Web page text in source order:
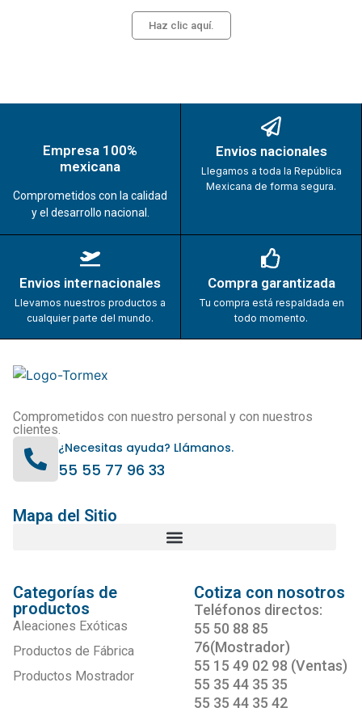
Haz clic aquí.
Empresa 100%
mexicana
Comprometidos con la calidad
y el desarrollo nacional.
Envios nacionales
Llegamos a toda la República
Mexicana de forma segura.
Envios internacionales
Llevamos nuestros productos a
cualquier parte del mundo.
Compra garantizada
Tu compra está respaldada en
todo momento.
Comprometidos con nuestro personal y con nuestros
clientes.
¿Necesitas ayuda? Llámanos.
55 55 77 96 33
Mapa del Sitio
Categorías de
productos
Aleaciones Exóticas
Productos de Fábrica
Productos Mostrador
Cotiza con nosotros
Teléfonos directos:
55 50 88 85
76(Mostrador)
55 15 49 02 98 (Ventas)
55 35 44 35 35
55 35 44 35 42